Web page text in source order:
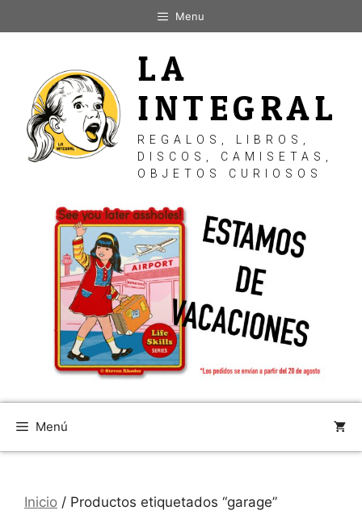
al
Menu
LA
INTEGRAL
REGALOS, LIBROS,
DISCOS, CAMISETAS,
OBJETOS CURIOSOS
Menú
Inicio / Productos etiquetados “garage”